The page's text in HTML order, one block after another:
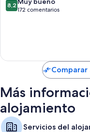
la
sobre
8,2
172 comentarios
Más
alojamiento
Servicios del